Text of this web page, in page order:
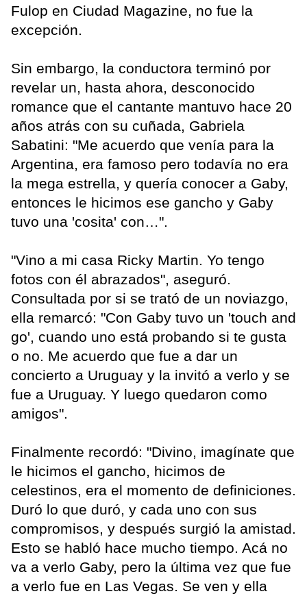
Fulop en Ciudad Magazine, no fue la
excepción.
Sin embargo, la conductora terminó por
revelar un, hasta ahora, desconocido
romance que el cantante mantuvo hace 20
años atrás con su cuñada, Gabriela
Sabatini: "Me acuerdo que venía para la
Argentina, era famoso pero todavía no era
la mega estrella, y quería conocer a Gaby,
entonces le hicimos ese gancho y Gaby
tuvo una 'cosita' con…".
"Vino a mi casa Ricky Martin. Yo tengo
fotos con él abrazados", aseguró.
Consultada por si se trató de un noviazgo,
ella remarcó: "Con Gaby tuvo un 'touch and
go', cuando uno está probando si te gusta
o no. Me acuerdo que fue a dar un
concierto a Uruguay y la invitó a verlo y se
fue a Uruguay. Y luego quedaron como
amigos".
Finalmente recordó: "Divino, imagínate que
le hicimos el gancho, hicimos de
celestinos, era el momento de definiciones.
Duró lo que duró, y cada uno con sus
compromisos, y después surgió la amistad.
Esto se habló hace mucho tiempo. Acá no
va a verlo Gaby, pero la última vez que fue
a verlo fue en Las Vegas. Se ven y ella